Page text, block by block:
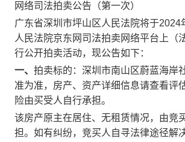
网络司法拍卖公告（第一次）
广东省深圳市坪山 区人民法院将于2024
人民法院京东网司法拍卖网络平台上（
行公开拍卖活动，现公告如下：
一、 拍卖标的： 深圳市南山区蔚蓝海岸
准为准，房产、资产详细信息请查看评
险由买受人自行承担。
该房产原主在居住、无租赁情况，由竞
担。如有纠纷，竞买人自寻法律途径解